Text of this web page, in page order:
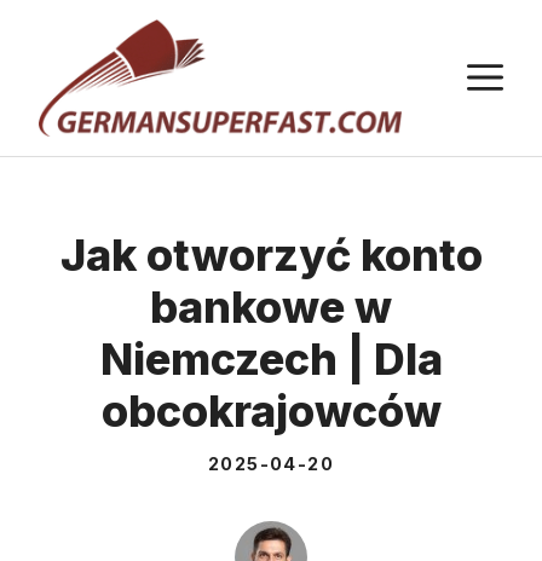
treści
Jak otworzyć konto
bankowe w
Niemczech | Dla
obcokrajowców
2025-04-20